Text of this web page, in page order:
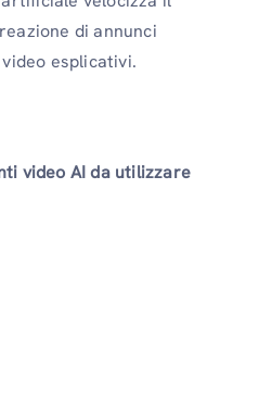
di annunci
esplicativi.
video AI da utilizzare